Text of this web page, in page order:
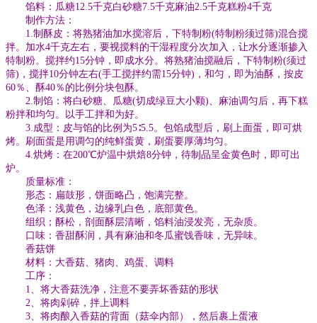
馅料：瓜糖12.5千克白砂糖7.5千克麻油2.5千克糕粉4千克
制作方法：
1.制酥皮：将熟猪油加水搅溶后，下特制粉(特制粉须过筛)混合搅
拌。加水4千克左右，要视搅料的干湿程度分次加入，让水分逐渐掺入
特制粉。搅拌约15分钟，即成水分。将熟猪油搅融后，下特制粉(须过
筛)，搅拌10分钟左右(手工搅拌约需15分钟)，和匀，即为油酥，按皮
60％、酥40％的比例分块包酥。
2.制馅：将白砂糖、瓜糖(切成绿豆大小颗)、麻油调匀后，再下糕
粉拌和均匀。以手工拌和为好。
3.成型：皮与馅的比例为5∶5.5。包馅成型后，刷上面蛋，即可烘
烤。刷面蛋是用调匀的纯鲜蛋黄，刷蛋要厚薄均匀。
4.烘烤：在200℃炉温中烘焙8分钟，待制品呈金黄色时，即可出
炉。
质量标准：
形态：扁鼓形，饼面略凸，饱满完整。
色泽：浅黄色，边缘乳白色，底部黄色。
组织；酥松，剖面酥层清晰，馅料油浸发亮，无杂质。
口味：香甜酥润，具有麻油和冬瓜蜜饯香味，无异味。
香菇饼
材料：大香菇、猪肉、鸡蛋、调料
工序：
1、将大香菇洗净，注意不要弄坏香菇的形状
2、将肉剁碎，拌上调料
3、将肉酿入香菇的背面（菇伞内部），然后裹上蛋液